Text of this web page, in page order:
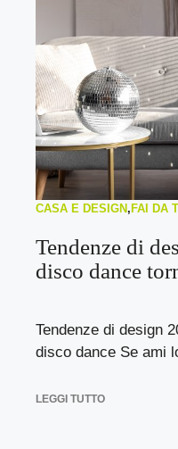
CASA E DESIGN , FAI DA
Tendenze di
disco dance
Tendenze di design
disco dance Se ami
LEGGI TUTTO